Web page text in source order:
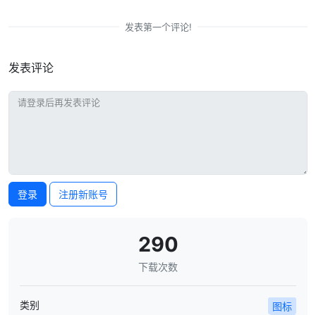
发表第一个评论!
发表评论
登录 注册新账号
290
下载次数
类别
图标